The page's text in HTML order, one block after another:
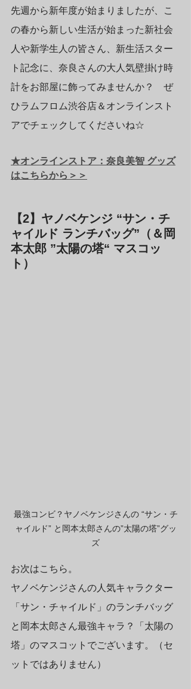
先週から新年度が始まりましたが、こ
の春から新しい生活が始まった新社会
人や新学生人の皆さん、新生活スター
ト記念に、奈良さんの大人気壁掛け時
計をお部屋に飾ってみませんか？　ぜ
ひラムフロム渋谷店＆オンラインスト
アでチェックしてくださいね☆
★オンラインストア：奈良美智 グッズ
はこちらから＞＞
【2】ヤノベケンジ “サン・チ
ャイルド ランチバッグ”（＆岡
本太郎 ”太陽の塔“ マスコッ
ト）
最強コンビ？ヤノベケンジさんの “サン・チ
ャイルド” と岡本太郎さんの”太陽の塔”グッ
ズ
お次はこちら。
ヤノベケンジさんの人気キャラクター
「サン・チャイルド」のランチバッグ
と岡本太郎さん最強キャラ？「太陽の
塔」のマスコットでございます。（セ
ットではありません）